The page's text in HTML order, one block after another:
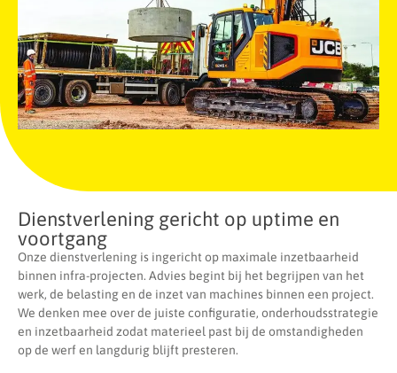
Dienstverlening gericht op uptime en
voortgang
Onze dienstverlening is ingericht op maximale inzetbaarheid
binnen infra-projecten. Advies begint bij het begrijpen van het
werk, de belasting en de inzet van machines binnen een project.
We denken mee over de juiste configuratie, onderhoudsstrategie
en inzetbaarheid zodat materieel past bij de omstandigheden
op de werf en langdurig blijft presteren.